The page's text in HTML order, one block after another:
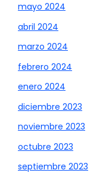
mayo 2024
abril 2024
marzo 2024
febrero 2024
enero 2024
diciembre 2023
noviembre 2023
octubre 2023
septiembre 2023